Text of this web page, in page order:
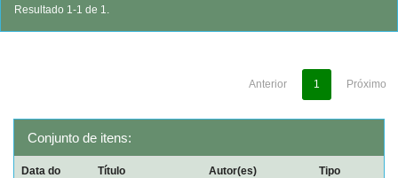
Resultado 1-1 de 1.
Anterior 1 Próximo
Conjunto de itens:
Data do
Título Autor(es) Tipo